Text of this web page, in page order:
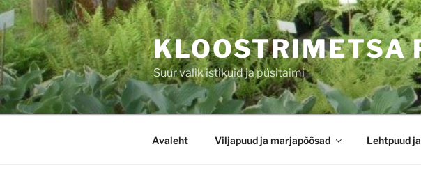
Liigu
sisu
juurde
KLOOSTRIMETSA
Suur valik istikuid ja püsitaimi
Avaleht Viljapuud ja marjapõõsad Lehtpuud